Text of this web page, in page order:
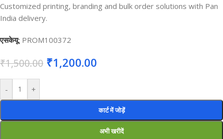
Customized printing, branding and bulk order solutions with Pan
India delivery.
एसकेयू: PROM100372
₹1,500.00 ₹1,200.00
- +
कार्ट में जोड़ें
अभी खरीदें